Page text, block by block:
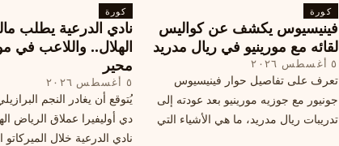
جديد ومكافآت مالية.
كورة
فينيسيوس يكشف عن كواليس
لقائه مع مورينيو في ريال مدريد
٥ أغسطس ٢٠٢٦
تعرف على تفاصيل حوار فينيسيوس
جونيور مع جوزيه مورينيو بعد عودته إلى
تدريبات ريال مدريد، ما هي الأشياء التي
كورة
نادي الدرعية يطلب
الهلال.. واللاعب في
محير
٥ أغسطس ٢٠٢٦
يُتوقع أن يغادر النجم
دي أوليفيرا عملاق الرياض
نادي الدرعية خلال